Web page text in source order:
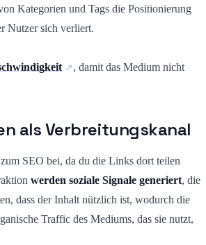
Kategorien und Tags die Positionierung
Nutzer sich verliert.
, damit das Medium nicht
als Verbreitungskanal
SEO bei, da du die Links dort teilen
werden soziale Signale generiert, die
dass der Inhalt nützlich ist, wodurch die
Traffic des Mediums, das sie nutzt,